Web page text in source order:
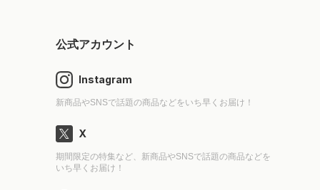
公式アカウント
Instagram
新商品やSNSで話題の商品などをいち早くお届け！
X
期間限定の特集など、新商品やSNSで話題の商品などを
いち早くお届け！